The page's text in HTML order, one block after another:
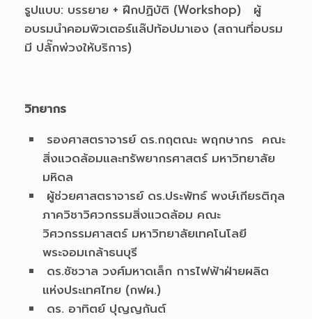
รูปแบบ: บรรยาย + ฝึกปฏิบัติ (Workshop) ผู้
อบรมนำคอมพิวเตอร์แล๊ปท้อปมาเอง (สถานที่อบรม
มี ปลั๊กพ่วงให้บริการ)
วิทยากร
รองศาสตราจารย์ ดร.กฤตณะ พฤกษากร คณะ
สิ่งแวดล้อมและทรัพยากรศาสตร์ มหาวิทยาลัย
มหิดล
ผู้ช่วยศาสตราจารย์ ดร.ประพัทธ์ พงษ์เกียรติกุล
ภาควิชาวิศวกรรมสิ่งแวดล้อม คณะ
วิศวกรรมศาสตร์ มหาวิทยาลัยเทคโนโลยี
พระจอมเกล้าธนบุรี
ดร.ชัชวาล วงศ์มหาดเล็ก การไฟฟ้าฝ่ายผลิต
แห่งประเทศไทย (กฟผ.)
ดร. อาทิตย์ ปุญญกันต์